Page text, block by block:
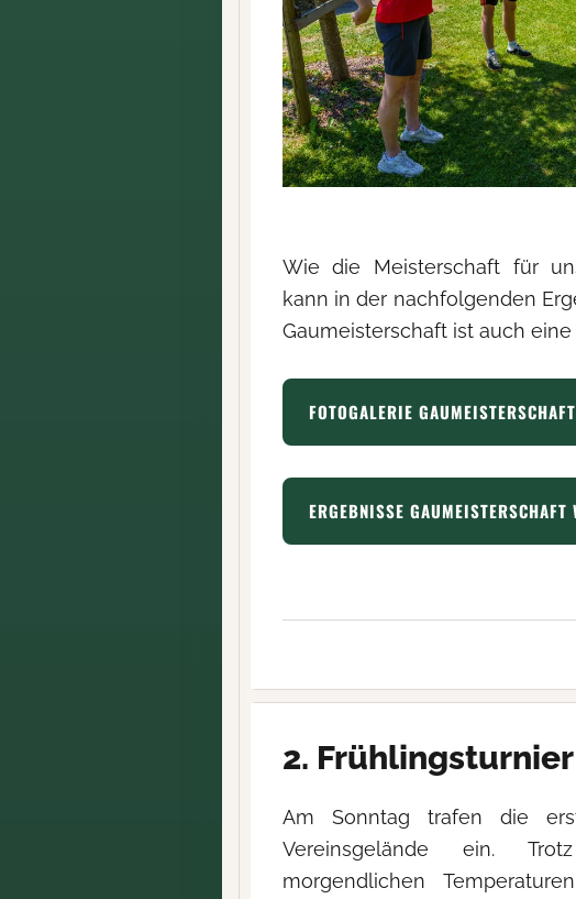
Wie die Meisterschaft für
kann in der nachfolgenden
Gaumeisterschaft ist auch
FOTOGALERIE
ERGEBNISSE
2.
Am Sonntag trafen die
Vereinsgelände ein.
morgendlichen